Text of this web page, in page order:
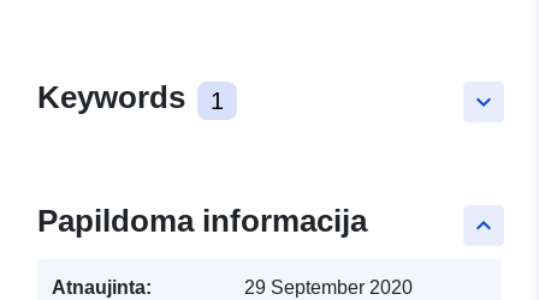
keyboard_arrow_down
Keywords 1
keyboard_arrow_up
Papildoma informacija
Atnaujinta: 29 September 2020